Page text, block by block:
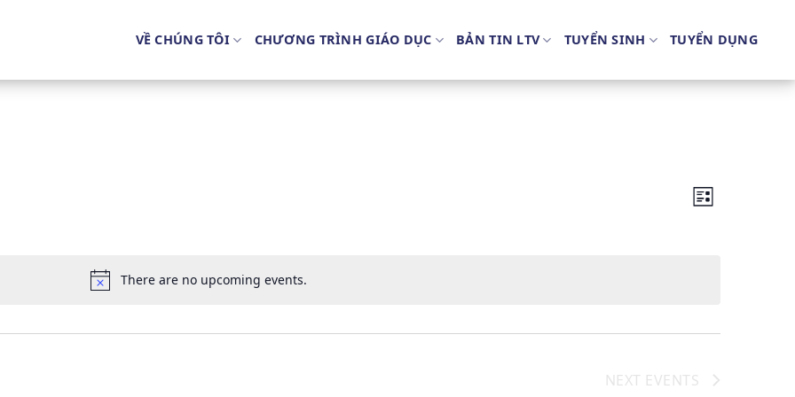
VỀ CHÚNG TÔI CHƯƠNG TRÌNH GIÁO DỤC BẢN TIN LTV TUYỂN SINH TUYỂN DỤNG
There are no upcoming events.
Views
Event
Views
LIST
NEXT EVENTS